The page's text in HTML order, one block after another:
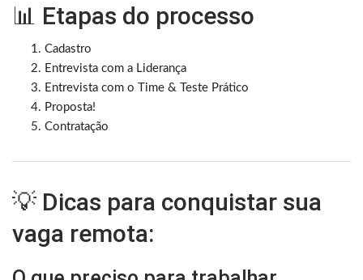
📊 Etapas do processo
Cadastro
Entrevista com a Liderança
Entrevista com o Time & Teste Prático
Proposta!
Contratação
💡 Dicas para conquistar sua
vaga remota: